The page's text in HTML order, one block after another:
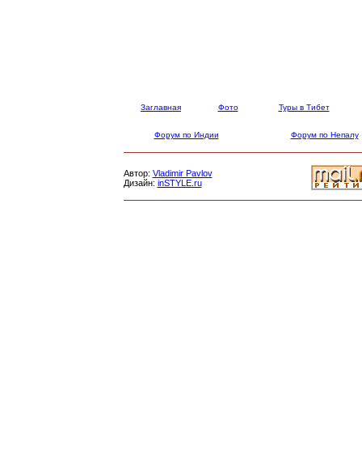
Заглавная Фото Туры в Тибет
Форум по Индии Форум по Непалу
Автор: Vladimir Pavlov
Дизайн: inSTYLE.ru